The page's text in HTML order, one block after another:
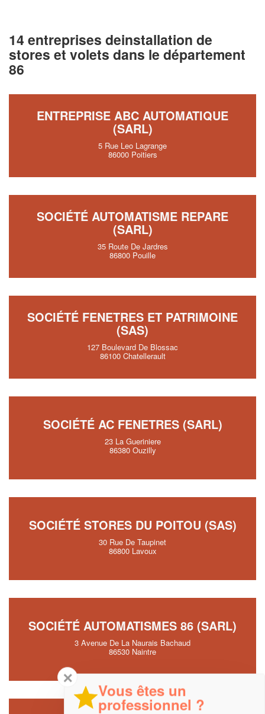
14 entreprises deinstallation de
stores et volets dans le département
86
ENTREPRISE ABC AUTOMATIQUE
(SARL)
5 Rue Leo Lagrange
86000 Poitiers
SOCIÉTÉ AUTOMATISME REPARE
(SARL)
35 Route De Jardres
86800 Pouille
SOCIÉTÉ FENETRES ET PATRIMOINE
(SAS)
127 Boulevard De Blossac
86100 Chatellerault
SOCIÉTÉ AC FENETRES (SARL)
23 La Gueriniere
86380 Ouzilly
SOCIÉTÉ STORES DU POITOU (SAS)
30 Rue De Taupinet
86800 Lavoux
SOCIÉTÉ AUTOMATISMES 86 (SARL)
3 Avenue De La Naurais Bachaud
86530 Naintre
✕
Vous êtes un
professionnel ?